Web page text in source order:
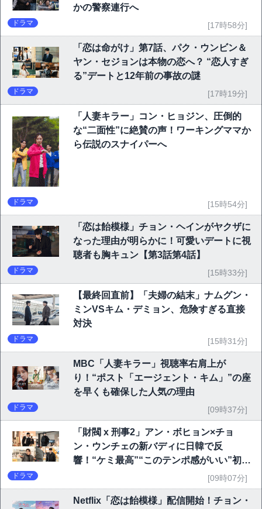
かの警察連行へ
ドラマ [17時58分]
「恋は命がけ」第7話、パク・ウンビン＆
ヤン・セジョンは本物の恋へ？ “恋人すぎ
る”デートと12年前の事故の謎
ドラマ [17時19分]
「人妻キラー」コン・ヒョジン、圧倒的
な“二面性”に絶賛の声！ワーキングママか
ら伝説のスナイパーへ
ドラマ [15時54分]
「恋は飴模様」チョン・ヘインがヤクザに
なった理由が明らかに！可愛いデートに視
聴者も胸キュン【第3話第4話】
ドラマ [15時33分]
【最終回直前】「夫婦の結末」ナムグン・
ミンVSキム・デミョン、危険すぎる直接
対決
ドラマ [15時31分]
MBC「人妻キラー」視聴率右肩上が
り！“ポスト「エージェント・キム」”の座
を早くも確保した人気の理由
ドラマ [09時37分]
「財閥 x 刑事2」アン・ボヒョン×チョ
ン・ウンチェの新バディに日韓で反
響！“ケミ最高”“このテンポ感がいい”初回
ドラマ [09時07分]
Netflix「恋は飴模様」配信開始！チョン・